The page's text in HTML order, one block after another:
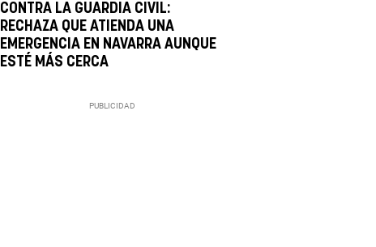
CONTRA LA GUARDIA CIVIL:
RECHAZA QUE ATIENDA UNA
EMERGENCIA EN NAVARRA AUNQUE
ESTÉ MÁS CERCA